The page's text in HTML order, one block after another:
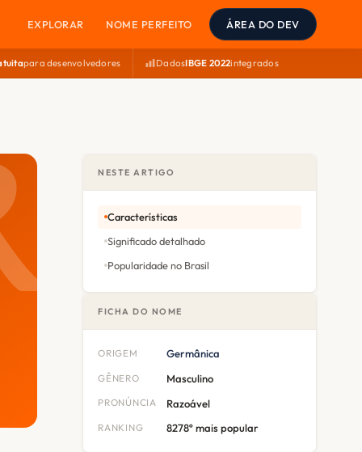
EXPLORAR NOME PERFEITO ÁREA DO DEV
para desenvolvedores DadosIBGE 2022integrados
NESTE ARTIGO
Características
Significado detalhado
Popularidade no Brasil
FICHA DO NOME
ORIGEM Germânica
GÊNERO Masculino
PRONÚNCIA Razoável
RANKING 8278º mais popular